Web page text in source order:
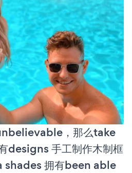
，那么take
designs 手工制作木制框
shades 拥有been able